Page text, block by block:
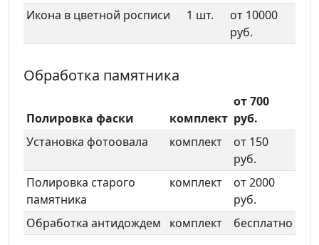
Икона в цветной росписи
1 шт.
от 10000
руб.
Обработка памятника
Полировка фаски комплект
от 700
руб.
Установка фотоовала
комплект
от 150
руб.
Полировка старого
памятника
комплект
от 2000
руб.
Обработка антидождем
комплект бесплатно